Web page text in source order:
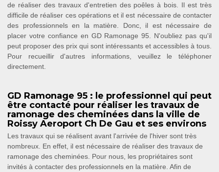
de réaliser des travaux d'entretien des poêles à bois. Il est très
difficile de réaliser ces opérations et il est nécessaire de contacter
des professionnels en la matière. Donc, il est nécessaire de
placer votre confiance en GD Ramonage 95. N'oubliez pas qu'il
peut proposer des prix qui sont intéressants et accessibles à tous.
Pour recueillir d'autres informations, veuillez le téléphoner
directement.
GD Ramonage 95 : le professionnel qui peut
être contacté pour réaliser les travaux de
ramonage des cheminées dans la ville de
Roissy Aeroport Ch De Gau et ses environs
Les travaux qui se réalisent avant l'arrivée de l'hiver sont très
nombreux. En effet, il est nécessaire de réaliser des travaux de
ramonage des cheminées. Pour nous, les propriétaires sont
invités à contacter des professionnels en la matière. Afin de